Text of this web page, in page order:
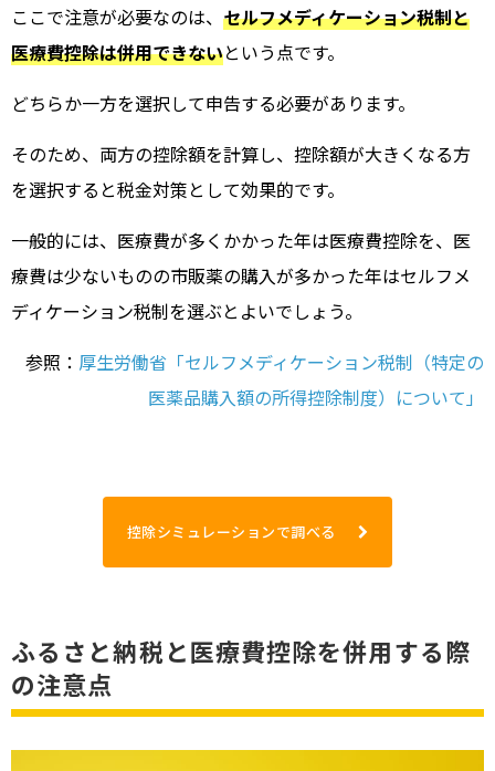
ここで注意が必要なのは、 セルフメディケーション税制と
医療費控除は併用できないという点です。
どちらか一方を選択して申告する必要があります。
そのため、両方の控除額を計算し、控除額が大きくなる方
を選択すると税金対策として効果的です。
一般的には、医療費が多くかかった年は医療費控除を、医
療費は少ないものの市販薬の購入が多かった年はセルフメ
ディケーション税制を選ぶとよいでしょう。
参照： 厚生労働省「セルフメディケーション税制（特定の
医薬品購入額の所得控除制度）について」
控除シミュレーションで調べる
ふるさと納税と医療費控除を併用する際
の注意点